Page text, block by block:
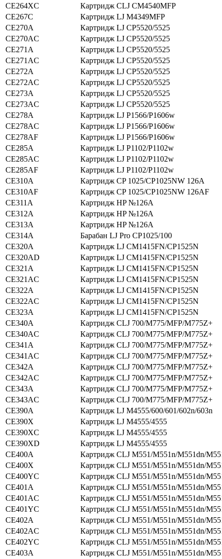
CE264XC
Картридж CLJ CM4540MFP
CE267C
Картридж LJ M4349MFP
CE270A
Картридж LJ CP5520/5525
CE270AC
Картридж LJ CP5520/5525
CE271A
Картридж LJ CP5520/5525
CE271AС
Картридж LJ CP5520/5525
CE272A
Картридж LJ CP5520/5525
CE272AC
Картридж LJ CP5520/5525
CE273A
Картридж LJ CP5520/5525
CE273AC
Картридж LJ CP5520/5525
CE278A
Картридж LJ P1566/P1606w
CE278AC
Картридж LJ P1566/P1606w
CE278AF
Картридж LJ P1566/P1606w
CE285A
Картридж LJ P1102/P1102w
CE285AC
Картридж LJ P1102/P1102w
CE285AF
Картридж LJ P1102/P1102w
CE310A
Картридж CP 1025/CP1025NW 126A
CE310AF
Картридж CP 1025/CP1025NW 126AF
CE311A
Картридж HP №126A
CE312A
Картридж HP №126А
CE313A
Картридж HP №126A
CE314A
Барабан LJ Pro CP1025/100
CE320A
Картридж LJ CM1415FN/CP1525N
CE320AD
Картридж LJ CM1415FN/CP1525N
CE321A
Картридж LJ CM1415FN/CP1525N
CE321AC
Картридж LJ CM1415FN/CP1525N
CE322A
Картридж LJ CM1415FN/CP1525N
CE322AC
Картридж LJ CM1415FN/CP1525N
CE323A
Картридж LJ CM1415FN/CP1525N
CE340A
Картридж CLJ 700/M775/MFP/M775Z+
CE340AC
Картридж CLJ 700/M775/MFP/M775Z+
CE341A
Картридж CLJ 700/M775/MFP/M775Z+
CE341AC
Картридж CLJ 700/M775/MFP/M775Z+
CE342A
Картридж CLJ 700/M775/MFP/M775Z+
CE342AC
Картридж CLJ 700/M775/MFP/M775Z+
CE343A
Картридж CLJ 700/M775/MFP/M775Z+
CE343AC
Картридж CLJ 700/M775/MFP/M775Z+
CE390A
Картридж LJ M4555/600/601/602n/603n
CE390X
Картридж LJ M4555/4555
CE390XC
Картридж LJ M4555/4555
CE390XD
Картридж LJ M4555/4555
CE400A
Картридж CLJ M551/M551n/M551dn/
CE400X
Картридж CLJ M551/M551n/M551dn/
CE400YC
Картридж CLJ M551/M551n/M551dn/
CE401A
Картридж CLJ M551/M551n/M551dn/
CE401AC
Картридж CLJ M551/M551n/M551dn/
CE401YC
Картридж CLJ M551/M551n/M551dn/
CE402A
Картридж CLJ M551/M551n/M551dn/
CE402AC
Картридж CLJ M551/M551n/M551dn/
CE402YC
Картридж CLJ M551/M551n/M551dn/
CE403A
Картридж CLJ M551/M551n/M551dn/